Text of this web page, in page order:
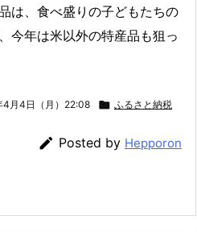
は、食べ盛りの子どもたちの
今年は米以外の特産品も狙っ
4月4日（月）22:08  ふるさと納税
 Posted by Hepporon